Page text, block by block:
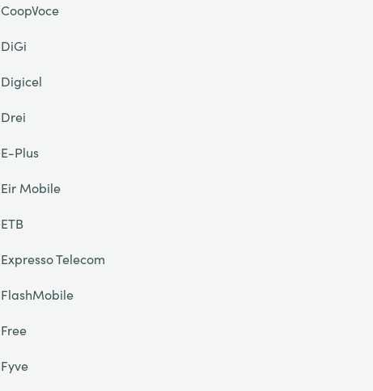
CoopVoce
DiGi
Digicel
Drei
E-Plus
Eir Mobile
ETB
Expresso Telecom
FlashMobile
Free
Fyve